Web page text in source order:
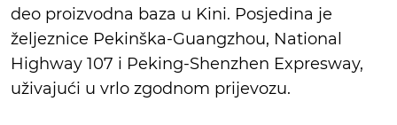
deo proizvodna baza u Kini. Posjedina je
željeznice Pekinška-Guangzhou, National
Highway 107 i Peking-Shenzhen Expresway,
uživajući u vrlo zgodnom prijevozu.